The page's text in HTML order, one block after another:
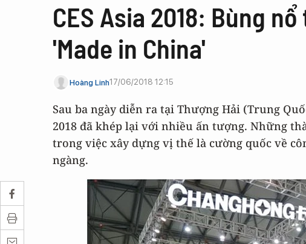
CES Asia 2018: Bùng
'Made in China'
Hoàng Linh17/06/2018 12:15
Sau ba ngày diễn ra tại Thượng Hải (Trung
2018 đã khép lại với nhiều ấn tượng. Những
trong việc xây dựng vị thế là cường quốc về
ngàng.